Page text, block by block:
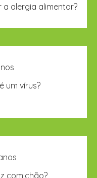
alergia alimentar?
é o único caso.
um vírus?
reação que
acha que ele é
comichão?
pode fazer